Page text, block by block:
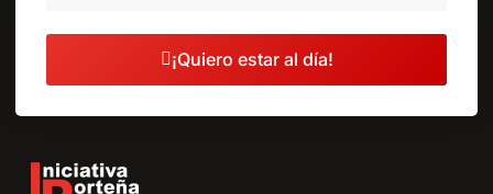
¡Quiero estar al día!